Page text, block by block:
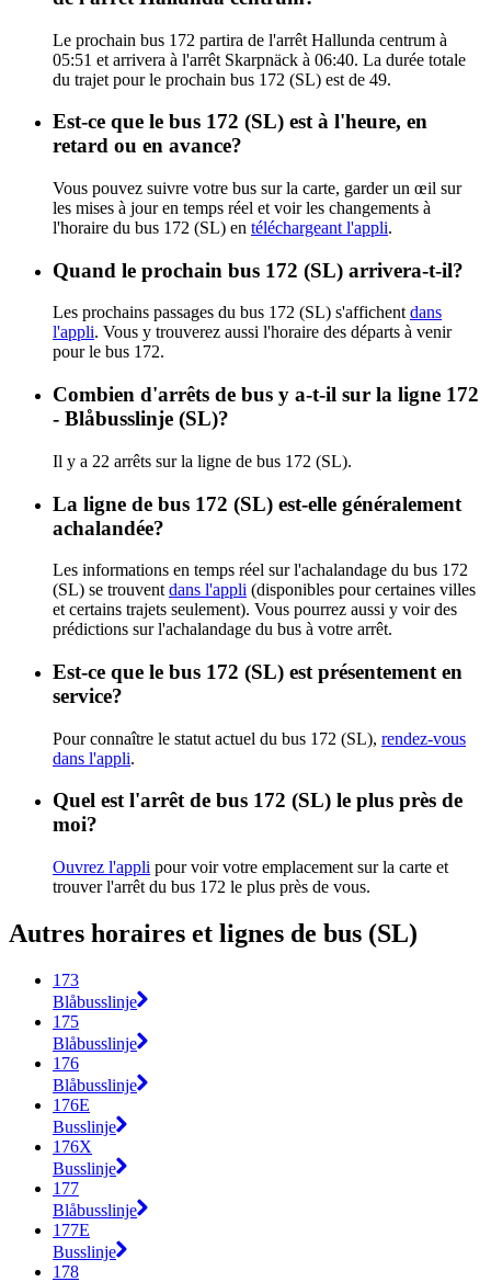
Le prochain bus 172 partira de l'arrêt Hallunda centrum à
05:51 et arrivera à l'arrêt Skarpnäck à 06:40. La durée totale
du trajet pour le prochain bus 172 (SL) est de 49.
Est-ce que le bus 172 (SL) est à l'heure, en
retard ou en avance?
Vous pouvez suivre votre bus sur la carte, garder un œil sur
les mises à jour en temps réel et voir les changements à
l'horaire du bus 172 (SL) en téléchargeant l'appli.
Quand le prochain bus 172 (SL) arrivera-t-il?
Les prochains passages du bus 172 (SL) s'affichent dans
l'appli. Vous y trouverez aussi l'horaire des départs à venir
pour le bus 172.
Combien d'arrêts de bus y a-t-il sur la ligne 172
- Blåbusslinje (SL)?
Il y a 22 arrêts sur la ligne de bus 172 (SL).
La ligne de bus 172 (SL) est-elle généralement
achalandée?
Les informations en temps réel sur l'achalandage du bus 172
(SL) se trouvent dans l'appli (disponibles pour certaines villes
et certains trajets seulement). Vous pourrez aussi y voir des
prédictions sur l'achalandage du bus à votre arrêt.
Est-ce que le bus 172 (SL) est présentement en
service?
Pour connaître le statut actuel du bus 172 (SL), rendez-vous
dans l'appli.
Quel est l'arrêt de bus 172 (SL) le plus près de
moi?
Ouvrez l'appli pour voir votre emplacement sur la carte et
trouver l'arrêt du bus 172 le plus près de vous.
Autres horaires et lignes de bus (SL)
173
Blåbusslinje
175
Blåbusslinje
176
Blåbusslinje
176E
Busslinje
176X
Busslinje
177
Blåbusslinje
177E
Busslinje
178